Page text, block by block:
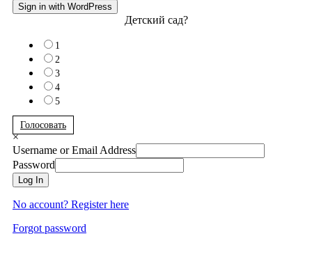
Sign in with WordPress
Детский сад?
1
2
3
4
5
Голосовать
×
Username or Email Address
Password
Log In
No account? Register here
Forgot password